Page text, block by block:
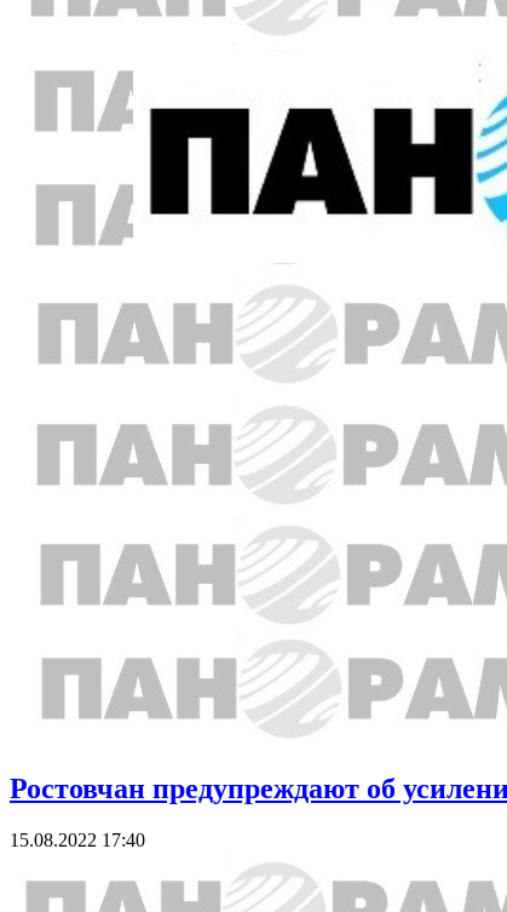
Ростовчан предупреждают об
15.08.2022 17:40